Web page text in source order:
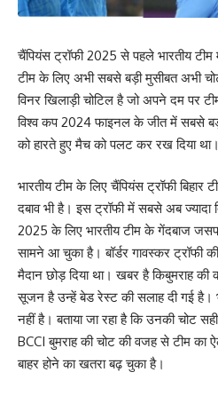
चैंपियंस ट्रॉफी 2025 से पहले भारतीय
टीम के लिए अभी सबसे बड़ी मुसीबत अभी
विनर खिलाड़ी चोटिल है जो अपने दम पर
विश्व कप 2024 फाइनल के जीत में सबसे
को हारते हुए मैच को पलट कर रख दिया था।
भारतीय टीम के लिए चैंपियंस ट्रॉफी बिहार
दबाव भी है। इस ट्रॉफी में सबसे अब ज्यादा
2025 के लिए भारतीय टीम के गेंदबाज
सामने आ चुका है। बॉर्डर गावस्कर ट्रॉफी
मैदान छोड़ दिया था। खबर है किबुमराह
सूजन है उन्हें बेड रेस्ट की सलाह दी गई है।
नहीं है। बताया जा रहा है कि उनकी चोट
BCCI बुमराह की चोट की वजह से टीम का
बाहर होने का खतरा बढ़ चुका है।